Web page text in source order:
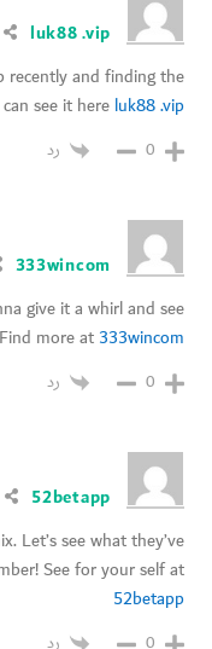
luk88 .vip
recently and finding the
see it here luk88 .vip
0 رد
333wincom
give it a whirl and see
more at 333wincom
0 رد
52betapp
Let’s see what they’ve
See for your self at
52betapp
0 رد